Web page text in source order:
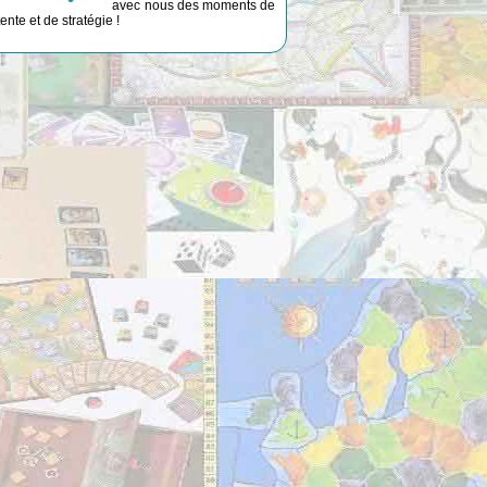
avec nous des moments de
et de stratégie !